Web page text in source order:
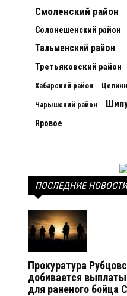
Смоленский район
Солонешенский район
Тальменский район
Третьяковский район
Хабарский район
Чарышский район
Яровое
ПОСЛЕДНИЕ НОВОСТИ
Прокуратура
добивается
для раненого бойца